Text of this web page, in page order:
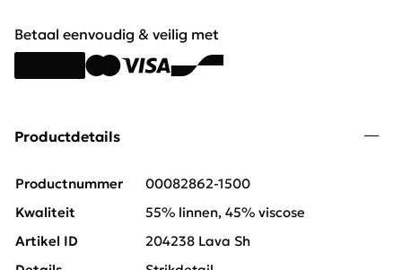
Betaal eenvoudig & veilig met
Productdetails
Productnummer
00082862-1500
Kwaliteit
55% linnen, 45% viscose
Artikel ID
204238 Lava Sh